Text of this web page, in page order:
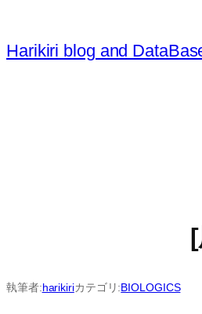
容
を
Harikiri blog and
執筆者:harikiriカテゴリ:BIOLOGICS